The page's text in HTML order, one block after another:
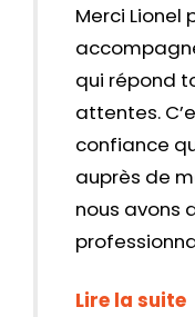
Merci Lionel
qui répond
attentes.
confiance
auprès de
nous avons
Lire la suite